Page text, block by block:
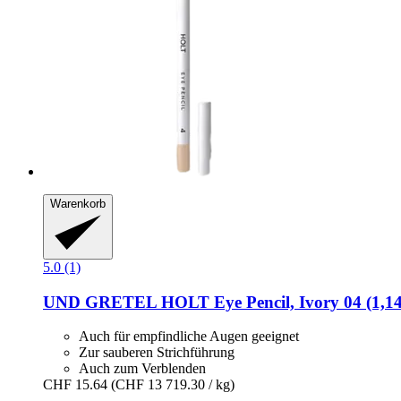
Warenkorb
5.0 (1)
UND GRETEL HOLT Eye Pencil, Ivory 04
Auch für empfindliche Augen geeignet
Zur sauberen Strichführung
Auch zum Verblenden
CHF 15.64 (CHF 13 719.30 / kg)